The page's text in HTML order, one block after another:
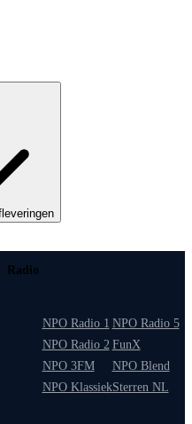
Radio
NPO Radio 1
NPO Radio 2
NPO 3FM
NPO Klassiek
NPO Radio 5
FunX
NPO Blend
Sterren NL